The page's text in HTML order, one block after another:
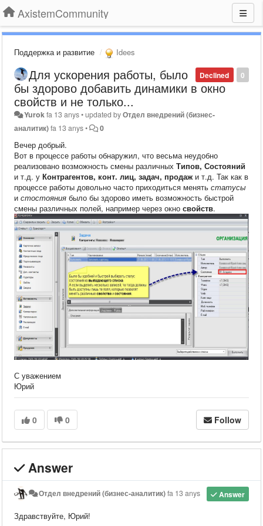
AxistemCommunity
Поддержка и развитие Idees
0
Declined
Для ускорения работы, было
бы здорово добавить динамики в окно
свойств и не только...
Yurokfa 13 anys•updated byОтдел внедрений (бизнес-
аналитик)fa 13 anys• 0
Вечер добрый.
Вот в процессе работы обнаружил, что весьма неудобно
реализовано возможность смены различных Типов, Состояний
и т.д. у Контрагентов, конт. лиц, задач, продаж и т.д. Так как в
процессе работы довольно часто приходиться менять статусы
и стостояния было бы здорово иметь возможность быстрой
смены различных полей, например через окно свойств.
С уважением
Юрий
0 0 Follow
Answer
Answer
Отдел внедрений (бизнес-аналитик)fa 13 anys
Здравствуйте, Юрий!